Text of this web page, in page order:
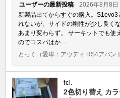
ユーザーの最新投稿
2026年8月8日
新製品出てからすぐの購入。S1evo3
れないが、サイドの剛性が少し良く
あまり変わらず。 サーキットでも使
のでコスパはか ...
とっく
（愛車：アウディ RS4アバン
fcl.
2色切り替え カ